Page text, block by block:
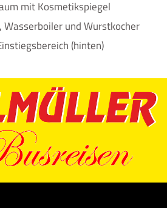
mit Kosmetikspiegel
Wasserboiler und Wurstkocher
(hinten)